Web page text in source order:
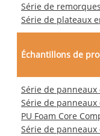
Série de
Série de plateaux
Échantillons de
Série de panneaux
Série de panneaux
PU Foam Core
Série de panneaux